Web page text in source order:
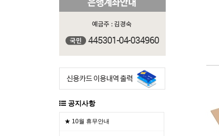
공지사항
★ 10월 휴무안내